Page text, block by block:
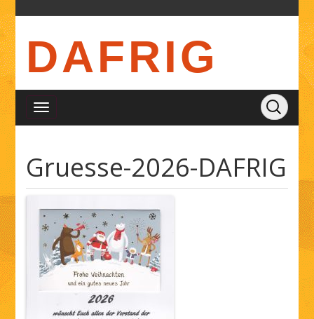
DAFRIG
Gruesse-2026-DAFRIG